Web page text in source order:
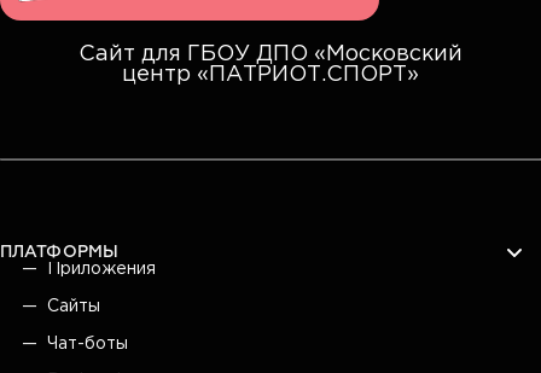
Сайт для ГБОУ ДПО «Московский
центр «ПАТРИОТ.СПОРТ»
ПЛАТФОРМЫ
Приложения
Сайты
Чат-боты